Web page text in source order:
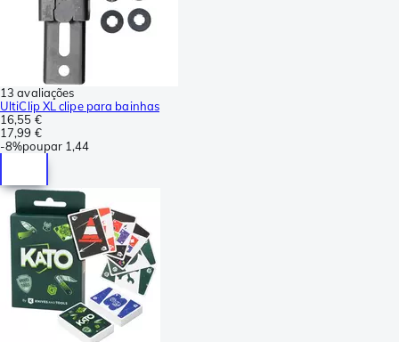
13 avaliações
UltiClip XL clipe para bainhas
16,55 €
17,99 €
-8%poupar 1,44